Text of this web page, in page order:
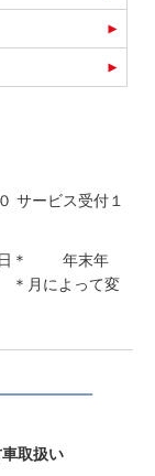
サービス受付１
日＊ 年末年
月によって変
取扱い